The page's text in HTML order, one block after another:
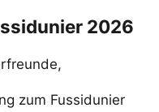
2026
zum Fussidunier